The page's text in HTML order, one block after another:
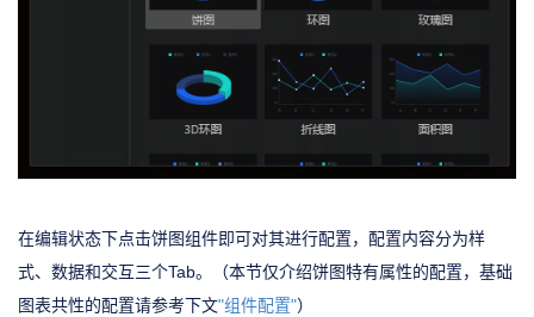
在编辑状态下点击饼图组件即可对其进行配置，配置内容分为样
式、数据和交互三个Tab。（本节仅介绍饼图特有属性的配置，基础
图表共性的配置请参考下文"组件配置"）